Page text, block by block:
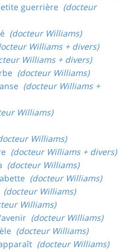
guerrière (docteur
(docteur Williams)
Williams + divers)
Williams + divers)
(docteur Williams)
(docteur Williams +
Williams)
Williams)
(docteur Williams + divers)
(docteur Williams)
(docteur Williams)
(docteur Williams)
Williams)
(docteur Williams)
(docteur Williams)
(docteur Williams)